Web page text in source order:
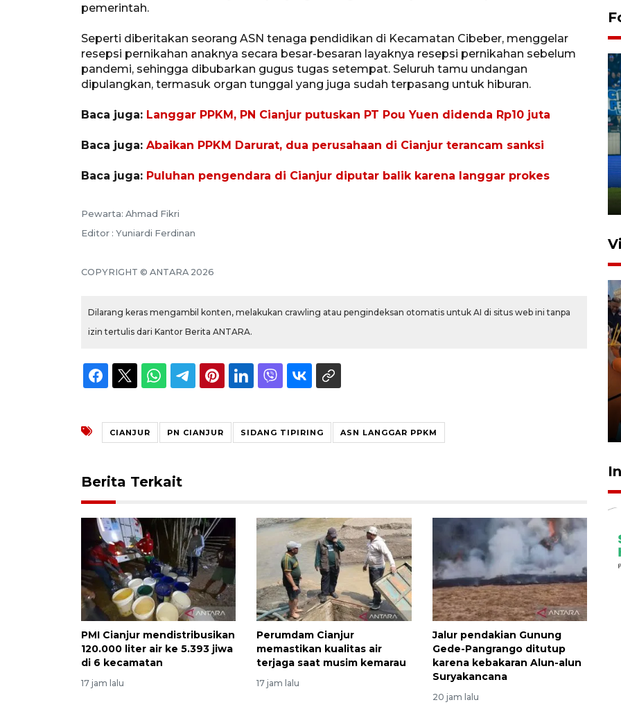
pemerintah.
Seperti diberitakan seorang ASN tenaga pendidikan di Kecamatan Cibeber, menggelar
resepsi pernikahan anaknya secara besar-besaran layaknya resepsi pernikahan sebelum
pandemi, sehingga dibubarkan gugus tugas setempat. Seluruh tamu undangan
dipulangkan, termasuk organ tunggal yang juga sudah terpasang untuk hiburan.
Baca juga: Langgar PPKM, PN Cianjur putuskan PT Pou Yuen didenda Rp10 juta
Baca juga: Abaikan PPKM Darurat, dua perusahaan di Cianjur terancam sanksi
Baca juga: Puluhan pengendara di Cianjur diputar balik karena langgar prokes
Pewarta: Ahmad Fikri
Editor : Yuniardi Ferdinan
COPYRIGHT © ANTARA 2026
Dilarang keras mengambil konten, melakukan crawling atau pengindeksan otomatis untuk AI di situs web ini tanpa
izin tertulis dari Kantor Berita ANTARA.
CIANJUR PN CIANJUR SIDANG TIPIRING ASN LANGGAR PPKM
Berita Terkait
PMI Cianjur mendistribusikan
120.000 liter air ke 5.393 jiwa
di 6 kecamatan
17 jam lalu
Perumdam Cianjur
memastikan kualitas air
terjaga saat musim kemarau
17 jam lalu
Jalur pendakian Gunung
Gede-Pangrango ditutup
karena kebakaran Alun-alun
Suryakancana
20 jam lalu
Penutupan latihan bela negara
Balikpapan
29 Juli 2026 01:36